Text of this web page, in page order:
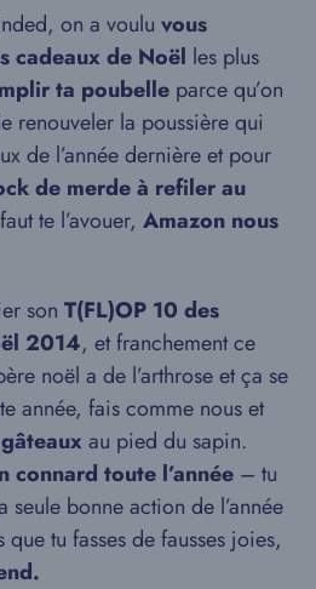
on a voulu vous
cadeaux de Noël les plus
ta poubelle parce qu’on
renouveler la poussière qui
de l’année dernière et pour
de merde à refiler au
te l’avouer, Amazon nous
son T(FL)OP 10 des
2014, et franchement ce
noël a de l’arthrose et ça se
année, fais comme nous et
au pied du sapin.
connard toute l’année – tu
seule bonne action de l’année
tu fasses de fausses joies,